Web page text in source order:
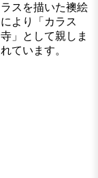
ラスを描いた襖絵
により「カラス
寺」として親しま
れています。